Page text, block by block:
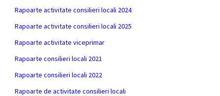
Rapoarte activitate consilieri locali 2024
Rapoarte activitate consilieri locali 2025
Rapoarte activitate viceprimar
Rapoarte consilieri locali 2021
Rapoarte consilieri locali 2022
Rapoarte de activitate consilieri locali